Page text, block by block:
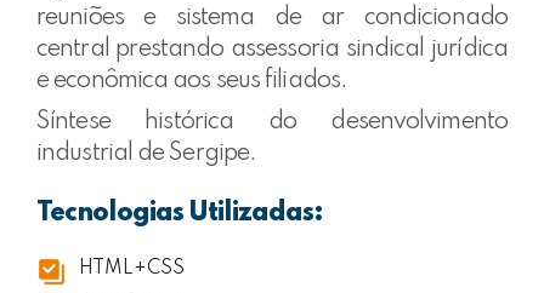
reuniões e sistema de ar condicionado
central prestando assessoria sindical jurídica
e econômica aos seus filiados.
Síntese histórica do desenvolvimento
industrial de Sergipe.
Tecnologias Utilizadas:
HTML+CSS